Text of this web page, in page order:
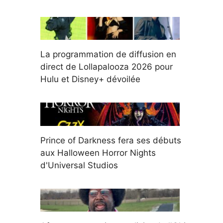
La programmation de diffusion en
direct de Lollapalooza 2026 pour
Hulu et Disney+ dévoilée
Prince of Darkness fera ses débuts
aux Halloween Horror Nights
d'Universal Studios